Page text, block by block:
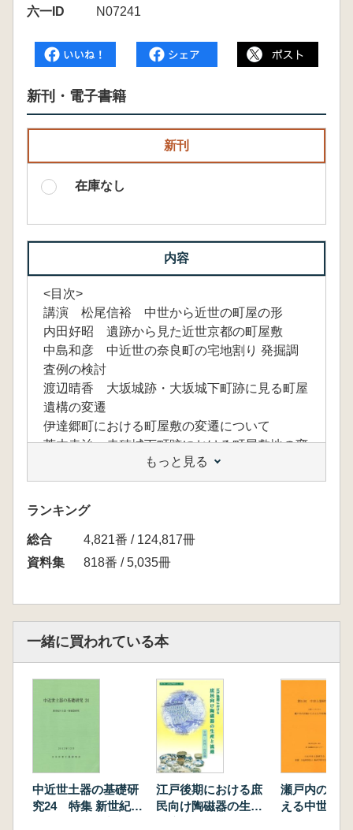
六一ID
N07241
新刊・電子書籍
新刊
在庫なし
内容
<目次>
講演 松尾信裕 中世から近世の町屋の形
内田好昭 遺跡から見た近世京都の町屋敷
中島和彦 中近世の奈良町の宅地割り 発掘調
査例の検討
渡辺晴香 大坂城跡・大坂城下町跡に見る町屋
遺構の変遷
伊達郷町における町屋敷の変遷について
荒木幸治 赤穂城下町跡における町屋敷地の変
仲光克顕 江戸、町人地中心部における町屋の
様相
誌上報告 永井正浩 堺における屋敷地の変遷
もっと見る
ランキング
総合
4,821番 / 124,817冊
資料集
818番 / 5,035冊
一緒に買われている本
中近世土器の基礎研
究24 特集 新世紀の
江戸後期における庶
民向け陶磁器の生産
瀬戸内の河
える中世物